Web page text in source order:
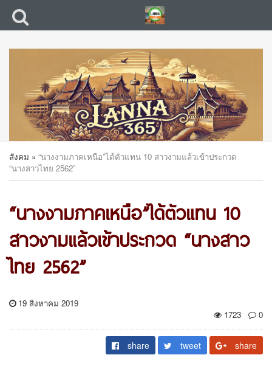
สังคม » “นางงามภาคเหนือ”ได้ตัวแทน 10 สาวงามแล้วเข้าประกวด
“นางสาวไทย 2562”
“นางงามภาคเหนือ”ได้ตัวแทน 10
สาวงามแล้วเข้าประกวด “นางสาว
ไทย 2562”
19 สิงหาคม 2019
1723
0
share tweet share